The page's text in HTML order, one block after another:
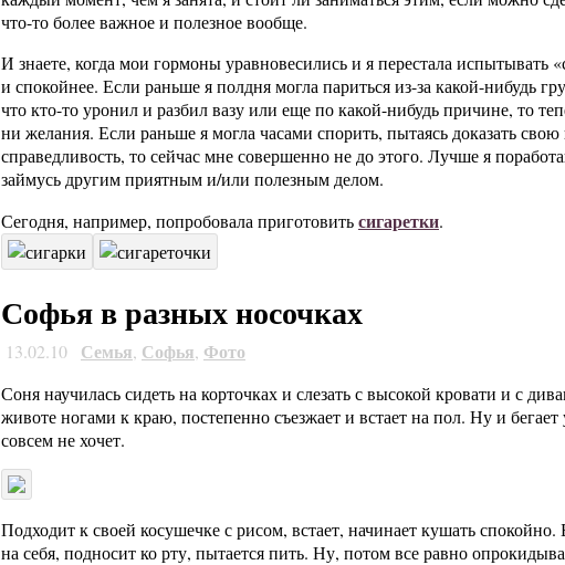
что-то более важное и полезное вообще.
И знаете, когда мои гормоны уравновесились и я перестала испытывать
и спокойнее. Если раньше я полдня могла париться из-за какой-нибудь
что кто-то уронил и разбил вазу или еще по какой-нибудь причине, то
ни желания. Если раньше я могла часами спорить, пытаясь доказать
справедливость, то сейчас мне совершенно не до этого. Лучше я
займусь другим приятным и/или полезным делом.
Сегодня, например, попробовала приготовитьсигаретки.
Софья в разных носочках
13.02.10 Семья, Софья, Фото
Соня научилась сидеть на корточках и слезать с высокой кровати и с
животе ногами к краю, постепенно съезжает и встает на пол. Ну и
совсем не хочет.
Подходит к своей косушечке с рисом, встает, начинает кушать
на себя, подносит ко рту, пытается пить. Ну, потом все равно